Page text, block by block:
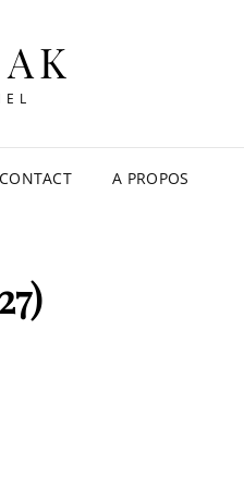
CONTACT A PROPOS